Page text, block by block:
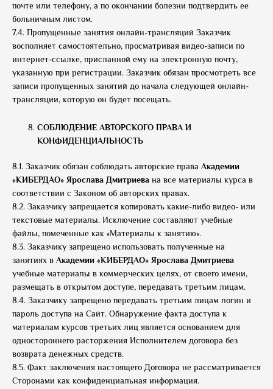
почте или телефону, а по окончании болезни подтвердить ее
больничным листом.
7.4. Пропущенные занятия онлайн-трансляций Заказчик
восполняет самостоятельно, просматривая видео-записи по
интернет-ссылке, присланной ему на электронную почту,
указанную при регистрации. Заказчик обязан просмотреть все
записи пропущенных занятий до начала следующей онлайн-
трансляции, которую он будет посещать.
СОБЛЮДЕНИЕ АВТОРСКОГО ПРАВА И
КОНФИДЕНЦИАЛЬНОСТЬ
8.1. Заказчик обязан соблюдать авторские права Академии
«КИБЕРДАО» Ярослава Дмитриева на все материалы курса в
соответствии с Законом об авторских правах.
8.2. Заказчику запрещается копировать какие-либо видео- или
текстовые материалы. Исключение составляют учебные
файлы, помеченные как «Материалы к занятию».
8.3. Заказчику запрещено использовать полученные на
занятиях в Академии «КИБЕРДАО» Ярослава Дмитриева
учебные материалы в коммерческих целях, от своего имени,
размещать в открытом доступе, передавать третьим лицам.
8.4. Заказчику запрещено передавать третьим лицам логин и
пароль доступа на Сайт. Обнаружение факта доступа к
материалам курсов третьих лиц является основанием для
одностороннего расторжения Исполнителем договора без
возврата денежных средств.
8.5. Факт заключения настоящего Договора не рассматривается
Сторонами как конфиденциальная информация.